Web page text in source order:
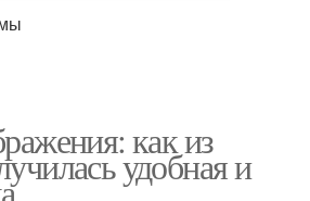
как из
удобная и